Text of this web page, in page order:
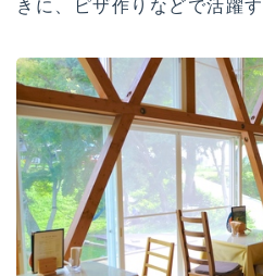
きに、ピザ作りなどで活躍す